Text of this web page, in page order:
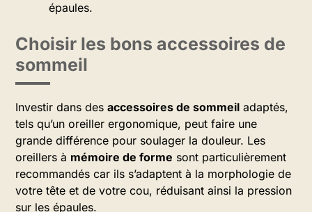
épaules.
Choisir les bons accessoires de
sommeil
Investir dans des accessoires de sommeil adaptés,
tels qu’un oreiller ergonomique, peut faire une
grande différence pour soulager la douleur. Les
oreillers à mémoire de forme sont particulièrement
recommandés car ils s’adaptent à la morphologie de
votre tête et de votre cou, réduisant ainsi la pression
sur les épaules.